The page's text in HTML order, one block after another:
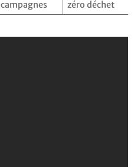
campagnes
zéro déchet